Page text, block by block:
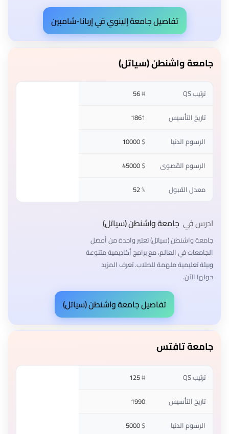
تفاصيل جامعة إلينوي في إربانا-شامبين
جامعة واشنطن (سياتل)
ترتيب QS #
56
تاريخ التأسيس
1861
الرسوم الدنيا
$
10000
الرسوم القصوى
$
45000
معدل القبول
%
52
ادرس في جامعة واشنطن (سياتل)
جامعة واشنطن (سياتل) تعتبر واحدة من أفضل
الجامعات في العالم، مع برامج أكاديمية متنوعة
وبيئة تعليمية ملهمة للطلاب. تعرف المزيد
حولها الآن.
تفاصيل جامعة واشنطن (سياتل)
جامعة تافتس
ترتيب QS #
125
تاريخ التأسيس
1990
الرسوم الدنيا
$
5000